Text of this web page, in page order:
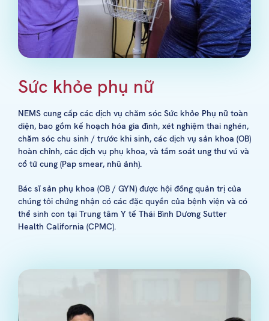
Sức khỏe phụ nữ
NEMS cung cấp các dịch vụ chăm sóc Sức khỏe Phụ nữ toàn
diện, bao gồm kế hoạch hóa gia đình, xét nghiệm thai nghén,
chăm sóc chu sinh / trước khi sinh, các dịch vụ sản khoa (OB)
hoàn chỉnh, các dịch vụ phụ khoa, và tầm soát ung thư vú và
cổ tử cung (Pap smear, nhũ ảnh).
Bác sĩ sản phụ khoa (OB / GYN) được hội đồng quản trị của
chúng tôi chứng nhận có các đặc quyền của bệnh viện và có
thể sinh con tại Trung tâm Y tế Thái Bình Dương Sutter
Health California (CPMC).